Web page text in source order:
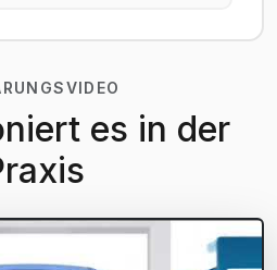
es in der